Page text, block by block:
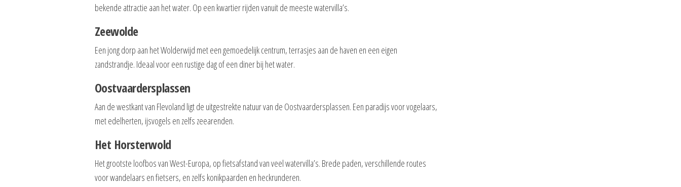
bekende attractie aan het water. Op een kwartier rijden vanuit de meeste watervilla’s.
Zeewolde
Een jong dorp aan het Wolderwijd met een gemoedelijk centrum, terrasjes aan de haven en een eigen
zandstrandje. Ideaal voor een rustige dag of een diner bij het water.
Oostvaardersplassen
Aan de westkant van Flevoland ligt de uitgestrekte natuur van de Oostvaardersplassen. Een paradijs voor vogelaars,
met edelherten, ijsvogels en zelfs zeearenden.
Het Horsterwold
Het grootste loofbos van West-Europa, op fietsafstand van veel watervilla’s. Brede paden, verschillende routes
voor wandelaars en fietsers, en zelfs konikpaarden en heckrunderen.